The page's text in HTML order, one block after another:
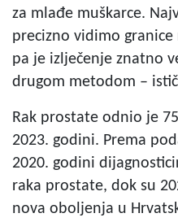
za mlađe muškarce.
precizno vidimo
pa je izlječenje znatno
drugom metodom –
Rak prostate odnio je
2023. godini. Prema
2020. godini
raka prostate, dok su
nova oboljenja u